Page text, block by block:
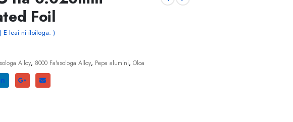
Foil
( E leai ni iloiloga. )
Alloy, 8000 Fa'asologa Alloy, Pepa alumini, Oloa